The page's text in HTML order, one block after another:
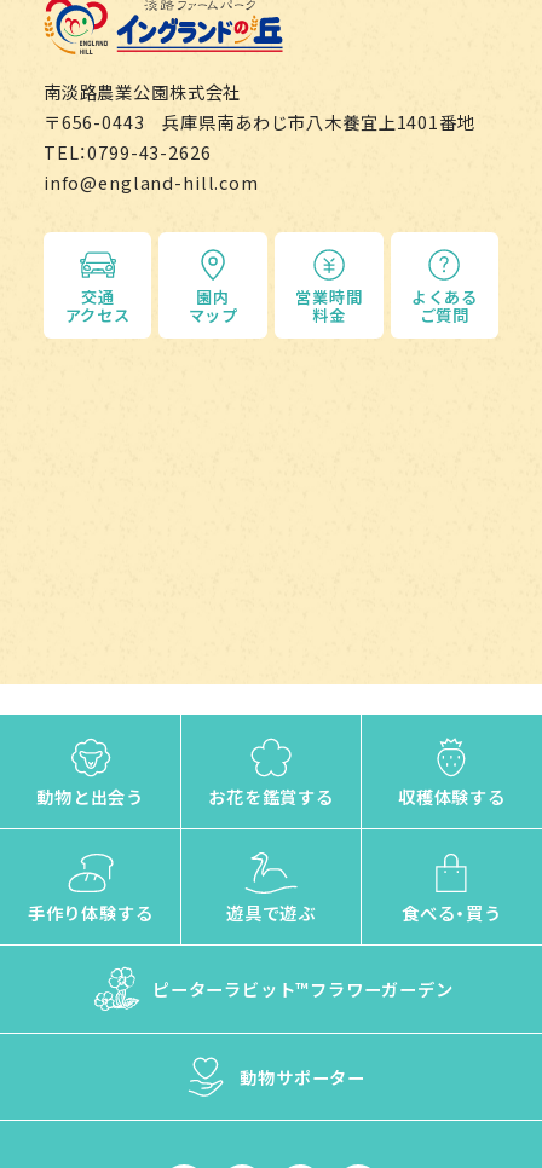
南淡路農業公園株式会社
〒656-0443 兵庫県南あわじ市八木養宜上1401番地
TEL：0799-43-2626
info@england-hill.com
交通
アクセス
園内
マップ
営業時間
料金
よくある
ご質問
動物と出会う お花を鑑賞する 収穫体験する
手作り体験する 遊具で遊ぶ 食べる・買う
ピーターラビット™フラワーガーデン
動物サポーター